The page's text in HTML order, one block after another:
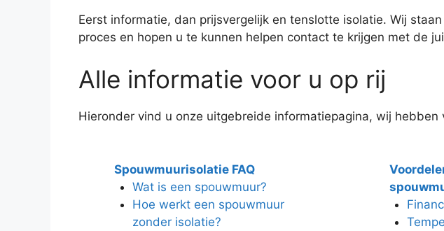
Eerst informatie, dan prijsvergelijk en tenslotte isolatie. Wij
proces en hopen u te kunnen helpen contact te krijgen met de
Alle informatie voor u op rij
Hieronder vind u onze uitgebreide informatiepagina, wij
Spouwmuurisolatie FAQ
Wat is een spouwmuur?
Hoe werkt een spouwmuur
zonder isolatie?